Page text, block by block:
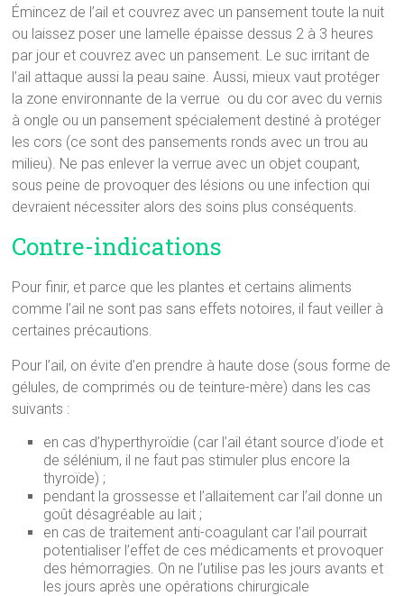
Émincez de l’ail et couvrez avec un pansement toute la nuit
ou laissez poser une lamelle épaisse dessus 2 à 3 heures
par jour et couvrez avec un pansement. Le suc irritant de
l’ail attaque aussi la peau saine. Aussi, mieux vaut protéger
la zone environnante de la verrue ou du cor avec du vernis
à ongle ou un pansement spécialement destiné à protéger
les cors (ce sont des pansements ronds avec un trou au
milieu). Ne pas enlever la verrue avec un objet coupant,
sous peine de provoquer des lésions ou une infection qui
devraient nécessiter alors des soins plus conséquents.
Contre-indications
Pour finir, et parce que les plantes et certains aliments
comme l’ail ne sont pas sans effets notoires, il faut veiller à
certaines précautions.
Pour l’ail, on évite d’en prendre à haute dose (sous forme de
gélules, de comprimés ou de teinture-mère) dans les cas
suivants :
en cas d’hyperthyroïdie (car l’ail étant source d’iode et
de sélénium, il ne faut pas stimuler plus encore la
thyroïde) ;
pendant la grossesse et l’allaitement car l’ail donne un
goût désagréable au lait ;
en cas de traitement anti-coagulant car l’ail pourrait
potentialiser l’effet de ces médicaments et provoquer
des hémorragies. On ne l’utilise pas les jours avants et
les jours après une opérations chirurgicale